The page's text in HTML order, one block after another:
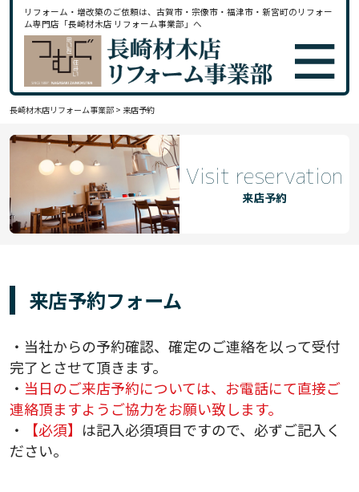
リフォーム・増改築のご依頼は、古賀市・宗像市・福津市・新宮町のリフォー
ム専門店「長崎材木店 リフォーム事業部」へ
長崎材木店リフォーム事業部 > 来店予約
Visit reservation
来店予約
来店予約フォーム
・当社からの予約確認、確定のご連絡を以って受付
完了とさせて頂きます。
・ 当日のご来店予約については、お電話にて直接ご
連絡頂ますようご協力をお願い致します。
・
【必須】 は記入必須項目ですので、必ずご記入く
ださい。